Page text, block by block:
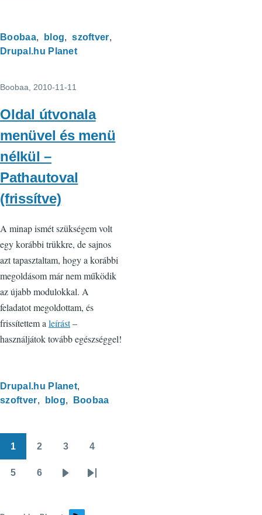
Boobaa blog
szoftver
Drupal.hu Planet
Boobaa , 2010-11-11
Oldal útvonala
menüvel és menü
nélkül –
Pathautoval
(frissítve)
A minap ismét szükségem volt
egy korábbi trükkre, de sajnos
azt tapasztaltam, hogy a korábbi
megoldásom már nem működik
az újabb modulokkal. A
feladatot megoldottam, és
frissítettem aleírást–
használjátok tovább egészséggel!
Drupal.hu Planet
szoftver
blog Boobaa
Oldalszámozás
1 2 3 4
5 6
Következő
Utolsó